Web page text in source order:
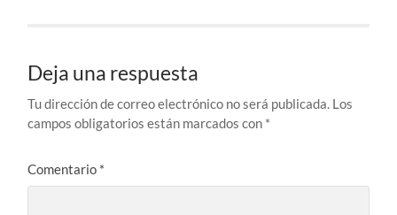
Deja una respuesta
Tu dirección de correo electrónico no será publicada. Los
campos obligatorios están marcados con *
Comentario *